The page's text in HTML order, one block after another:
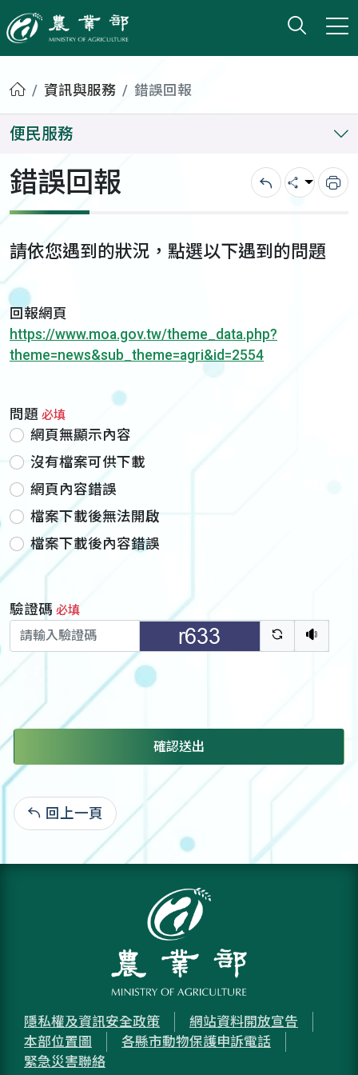
農業部
打開
小版
首頁資訊與服務 錯誤回報
便民服務
錯誤回報 回上一頁
分享 列
請依您遇到的狀況，點選以下遇到的問題
回報網頁
https://www.moa.gov.tw/theme_data.php?
theme=news&sub_theme=agri&id=2554
問題 必填
網頁無顯示內容
沒有檔案可供下載
網頁內容錯誤
檔案下載後無法開啟
檔案下載後內容錯誤
驗證碼 必填
驗證碼重新
聽語
確認送出
回上一頁
隱私權及資訊安全政策
網站資料開放宣告
本部位置圖
各縣市動物保護申訴電話
緊急災害聯絡